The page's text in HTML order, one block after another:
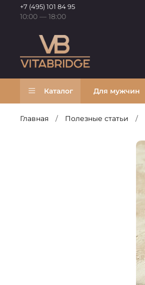
10:00 — 18:00
+7 (495) 101 84 95
Каталог Для мужчин
Главная Полезные статьи